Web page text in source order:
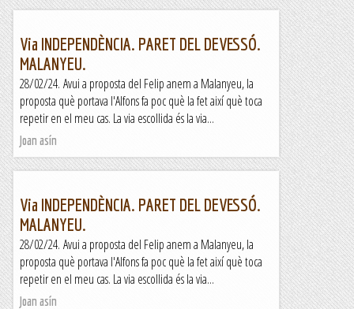
Via INDEPENDÈNCIA. PARET DEL DEVESSÓ.
MALANYEU.
28/02/24. Avui a proposta del Felip anem a Malanyeu, la
proposta què portava l'Alfons fa poc què la fet així què toca
repetir en el meu cas. La via escollida és la via...
Joan asín
Via INDEPENDÈNCIA. PARET DEL DEVESSÓ.
MALANYEU.
28/02/24. Avui a proposta del Felip anem a Malanyeu, la
proposta què portava l'Alfons fa poc què la fet així què toca
repetir en el meu cas. La via escollida és la via...
Joan asín